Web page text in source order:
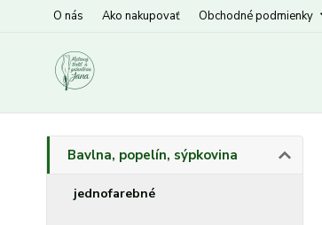
O nás Ako nakupovať Obchodné podmienky
Bavlna, popelín, sýpkovina
jednofarebné